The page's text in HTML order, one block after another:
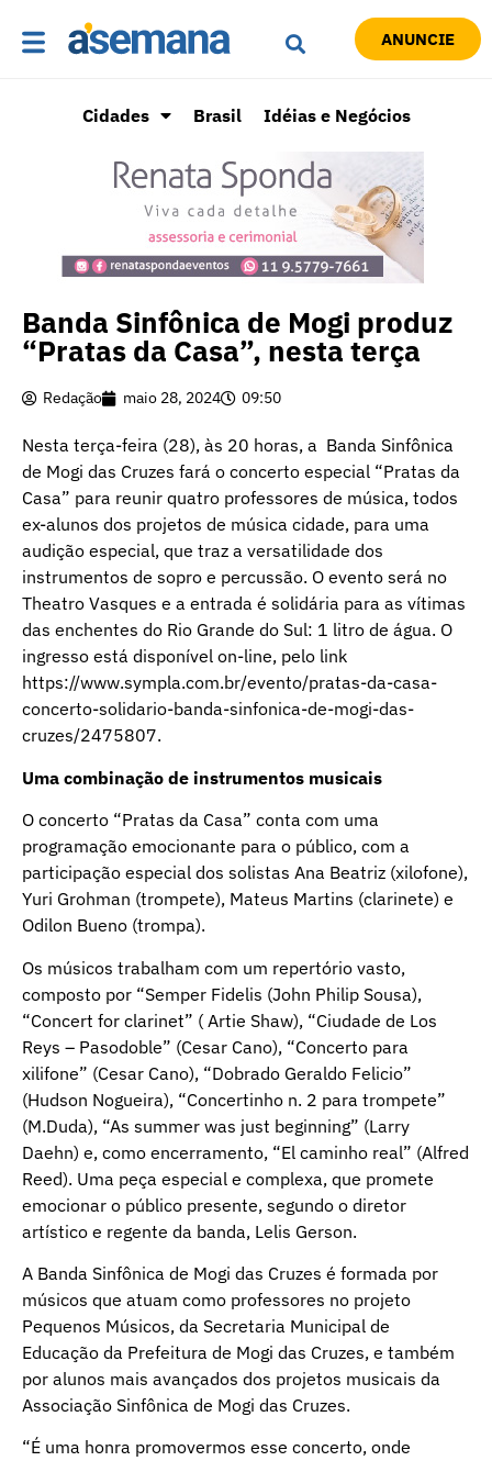
ANUNCIE
Cidades Brasil Idéias e Negócios
Banda Sinfônica de Mogi produz
“Pratas da Casa”, nesta terça
Redação maio 28, 2024 09:50
Nesta terça-feira (28), às 20 horas, a Banda Sinfônica
de Mogi das Cruzes fará o concerto especial “Pratas da
Casa” para reunir quatro professores de música, todos
ex-alunos dos projetos de música cidade, para uma
audição especial, que traz a versatilidade dos
instrumentos de sopro e percussão. O evento será no
Theatro Vasques e a entrada é solidária para as vítimas
das enchentes do Rio Grande do Sul: 1 litro de água. O
ingresso está disponível on-line, pelo link
https://www.sympla.com.br/evento/pratas-da-casa-
concerto-solidario-banda-sinfonica-de-mogi-das-
cruzes/2475807.
Uma combinação de instrumentos musicais
O concerto “Pratas da Casa” conta com uma
programação emocionante para o público, com a
participação especial dos solistas Ana Beatriz (xilofone),
Yuri Grohman (trompete), Mateus Martins (clarinete) e
Odilon Bueno (trompa).
Os músicos trabalham com um repertório vasto,
composto por “Semper Fidelis (John Philip Sousa),
“Concert for clarinet” ( Artie Shaw), “Ciudade de Los
Reys – Pasodoble” (Cesar Cano), “Concerto para
xilifone” (Cesar Cano), “Dobrado Geraldo Felicio”
(Hudson Nogueira), “Concertinho n. 2 para trompete”
(M.Duda), “As summer was just beginning” (Larry
Daehn) e, como encerramento, “El caminho real” (Alfred
Reed). Uma peça especial e complexa, que promete
emocionar o público presente, segundo o diretor
artístico e regente da banda, Lelis Gerson.
A Banda Sinfônica de Mogi das Cruzes é formada por
músicos que atuam como professores no projeto
Pequenos Músicos, da Secretaria Municipal de
Educação da Prefeitura de Mogi das Cruzes, e também
por alunos mais avançados dos projetos musicais da
Associação Sinfônica de Mogi das Cruzes.
“É uma honra promovermos esse concerto, onde